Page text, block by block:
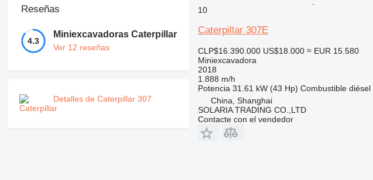
Reseñas
4.3
Miniexcavadoras Caterpillar
Ver 12 reseñas
Detalles de Caterpillar 307
10
Caterpillar 307E
CLP$16.390.000 US$18.000 ≈ EUR 15.580
Miniexcavadora
2018
1.888 m/h
Potencia 31.61 kW (43 Hp) Combustible diésel
China, Shanghai
SOLARIA TRADING CO.,LTD
Contacte con el vendedor